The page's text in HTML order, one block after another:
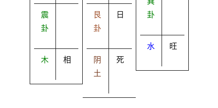
震
卦
木 相
艮
卦
日
阴
土
死
卦
水 旺